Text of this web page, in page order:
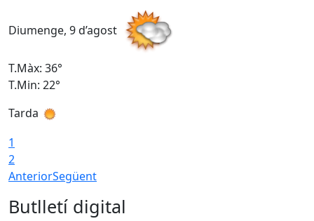
Diumenge, 9 d’agost
T.Màx: 36°
T.Min: 22°
Tarda
1
2
AnteriorSegüent
Butlletí digital